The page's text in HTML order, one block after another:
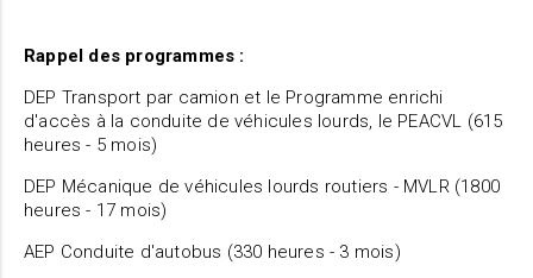
Rappel des programmes :
DEP Transport par camion et le Programme enrichi
d'accès à la conduite de véhicules lourds, le PEACVL (615
heures - 5 mois)
DEP Mécanique de véhicules lourds routiers - MVLR (1800
heures - 17 mois)
AEP Conduite d'autobus (330 heures - 3 mois)